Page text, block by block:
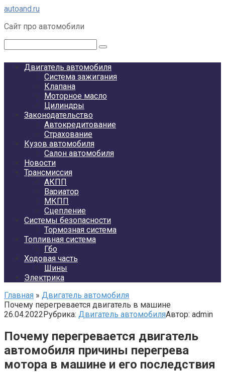
Перейти
контенту
autoand.ru
Сайт про автомобили
Двигатель автомобиля
Система зажигания
Клапана
Моторное масло
Цилиндры
Законодательство
Автокредитование
Страхование
Кузов автомобиля
Салон автомобиля
Новости
Трансмиссия
АКПП
Вариатор
МКПП
Сцепление
Системы безопасности
Тормозная система
Топливная система
Гбо
Ходовая часть
Шины
Электрика
Главная » Двигатель автомобиля
Почему перегревается двигатель в машине
26.04.2022Рубрика: Двигатель автомобиляАвтор: admin
Почему перегревается двигатель
автомобиля причины перегрева
мотора в машине и его последствия